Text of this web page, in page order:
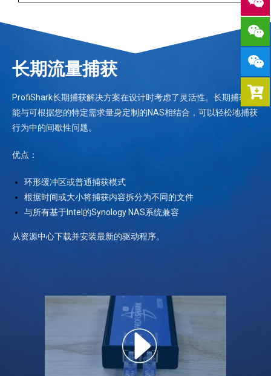
长期流量捕获
ProfiShark长期捕获解决方案在设计时考虑了灵活性。长期捕获功
能与可根据您的特定需求量身定制的NAS相结合，可以轻松地捕获
行为中的间歇性问题。
优点：
环形缓冲区或普通捕获模式
根据时间或大小将捕获内容拆分为不同的文件
与所有基于Intel的Synology NAS系统兼容
从资源中心下载并安装最新的驱动程序。